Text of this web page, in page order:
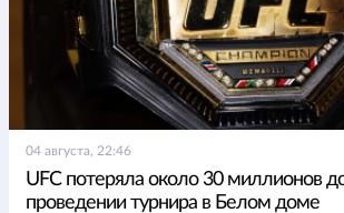
04 августа, 22:46
UFC потеряла около 30 миллионов
проведении турнира в Белом доме